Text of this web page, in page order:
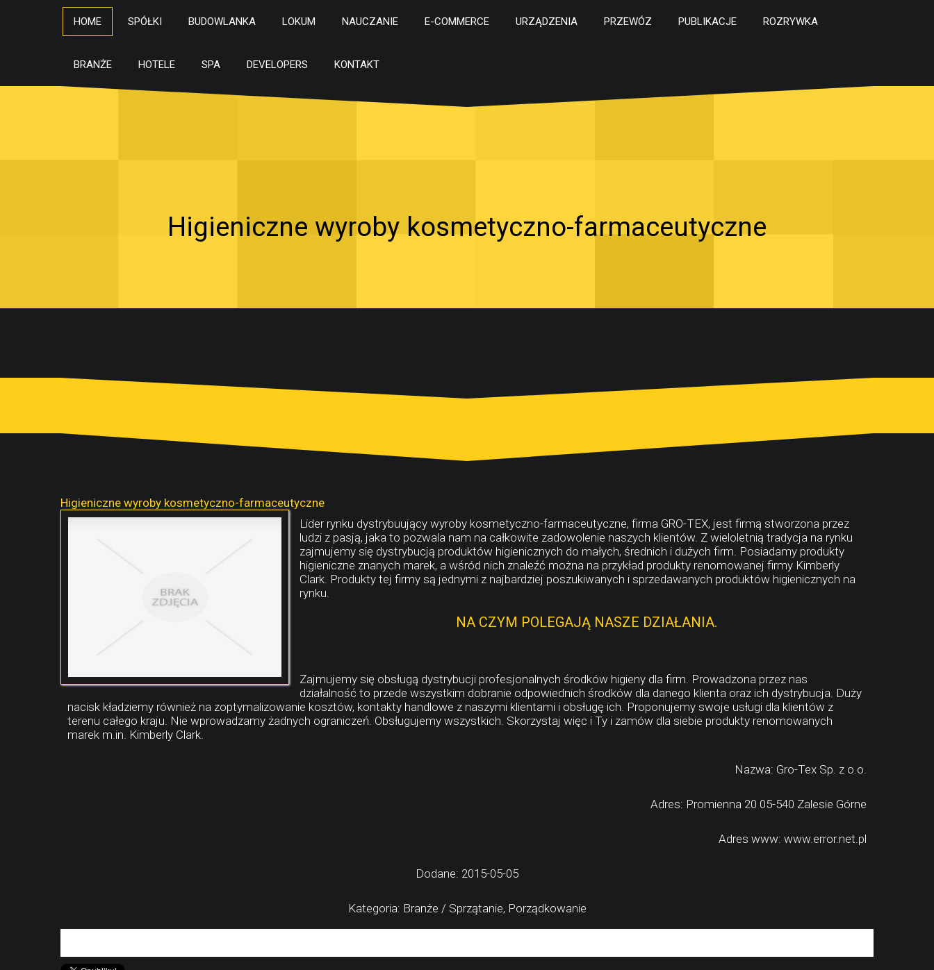
HOME SPÓŁKI BUDOWLANKA LOKUM NAUCZANIE E-COMMERCE URZĄDZENIA PRZEWÓZ PUBLIKACJE ROZRYWKA
BRANŻE HOTELE SPA DEVELOPERS KONTAKT
Higieniczne wyroby kosmetyczno-farmaceutyczne
Higieniczne wyroby kosmetyczno-farmaceutyczne
Lider rynku dystrybuujący wyroby kosmetyczno-farmaceutyczne, firma GRO-TEX, jest firmą stworzona przez
ludzi z pasją, jaka to pozwala nam na całkowite zadowolenie naszych klientów. Z wieloletnią tradycja na rynku
zajmujemy się dystrybucją produktów higienicznych do małych, średnich i dużych firm. Posiadamy produkty
higieniczne znanych marek, a wśród nich znaleźć można na przykład produkty renomowanej firmy Kimberly
Clark. Produkty tej firmy są jednymi z najbardziej poszukiwanych i sprzedawanych produktów higienicznych na
rynku.
NA CZYM POLEGAJĄ NASZE DZIAŁANIA.
Zajmujemy się obsługą dystrybucji profesjonalnych środków higieny dla firm. Prowadzona przez nas
działalność to przede wszystkim dobranie odpowiednich środków dla danego klienta oraz ich dystrybucja. Duży
nacisk kładziemy również na zoptymalizowanie kosztów, kontakty handlowe z naszymi klientami i obsługę ich. Proponujemy swoje usługi dla klientów z
terenu całego kraju. Nie wprowadzamy żadnych ograniczeń. Obsługujemy wszystkich. Skorzystaj więc i Ty i zamów dla siebie produkty renomowanych
marek m.in. Kimberly Clark.
Nazwa: Gro-Tex Sp. z o.o.
Adres: Promienna 20 05-540 Zalesie Górne
Adres www: www.error.net.pl
Dodane: 2015-05-05
Kategoria: Branże / Sprzątanie, Porządkowanie